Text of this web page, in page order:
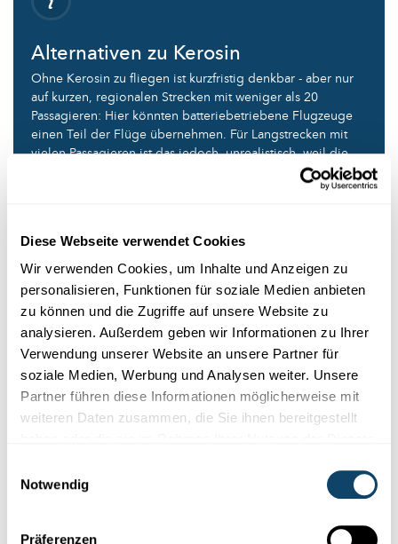
Diese Webseite verwendet Cookies
Wir verwenden Cookies, um Inhalte und Anzeigen zu
personalisieren, Funktionen für soziale Medien anbieten
zu können und die Zugriffe auf unsere Website zu
analysieren. Außerdem geben wir Informationen zu Ihrer
Verwendung unserer Website an unsere Partner für
soziale Medien, Werbung und Analysen weiter. Unsere
Partner führen diese Informationen möglicherweise mit
weiteren Daten zusammen, die Sie ihnen bereitgestellt
Notwendig
Präferenzen
Alternativen zu Kerosin
Ohne Kerosin zu fliegen ist kurzfristig denkbar - aber nur
auf kurzen, regionalen Strecken mit weniger als 20
Passagieren: Hier könnten batteriebetriebene Flugzeuge
einen Teil der Flüge übernehmen. Für Langstrecken mit
vielen Passagieren ist das jedoch unrealistisch, weil die
benötigten Batterien einfach zu schwer sind. Als
werden Wasserstoff-Flugzeuge diskutiert – sie
Option für längere Flüge mit mehr Passagieren sind
synthetische Kraftstoffe (E-Fuels), die sich in heutigen
Flugzeugen nutzen ließen. Ihre Herstellung ist aber sehr
energieintensiv - und wird das Fliegen voraussichtlich
verteuern.
Mehr dazu in unserem Artikel zum Thema Wasserstoff:
Klimaschutz: Was kann Wasserstoff leisten und was nicht?
Luxemburg ist auch Heimat von
hätte eine längere Kerosin-